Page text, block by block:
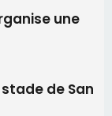
une
de San